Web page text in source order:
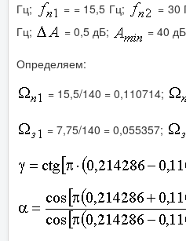
Гц;
= = 15,5 Гц; = 30
Гц;
= 0,5 дБ; = 40
Определяем:
= 15,5/140 = 0,110714;
= 7,75/140 = 0,055357;